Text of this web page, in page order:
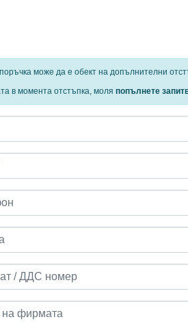
продукти и количества се ползват
може да е обект на допълнителни
в момента отстъпка, моля попълнете